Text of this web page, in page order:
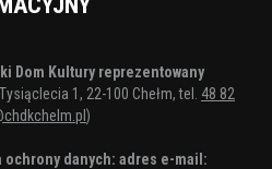
Dom Kultury reprezentowany
1, 22-100 Chełm, tel. 48 82
)
ochrony danych: adres e-mail: